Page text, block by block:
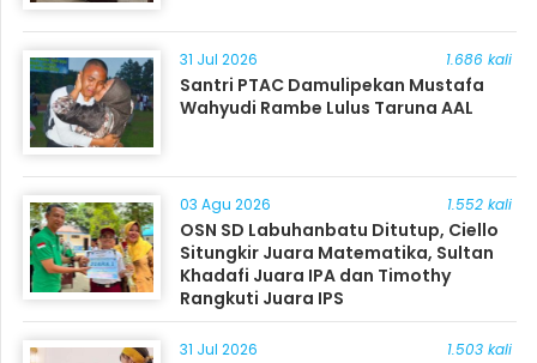
31 Jul 2026 1.686 kali
Santri PTAC Damulipekan Mustafa
Wahyudi Rambe Lulus Taruna AAL
03 Agu 2026 1.552 kali
OSN SD Labuhanbatu Ditutup, Ciello
Situngkir Juara Matematika, Sultan
Khadafi Juara IPA dan Timothy
Rangkuti Juara IPS
31 Jul 2026 1.503 kali